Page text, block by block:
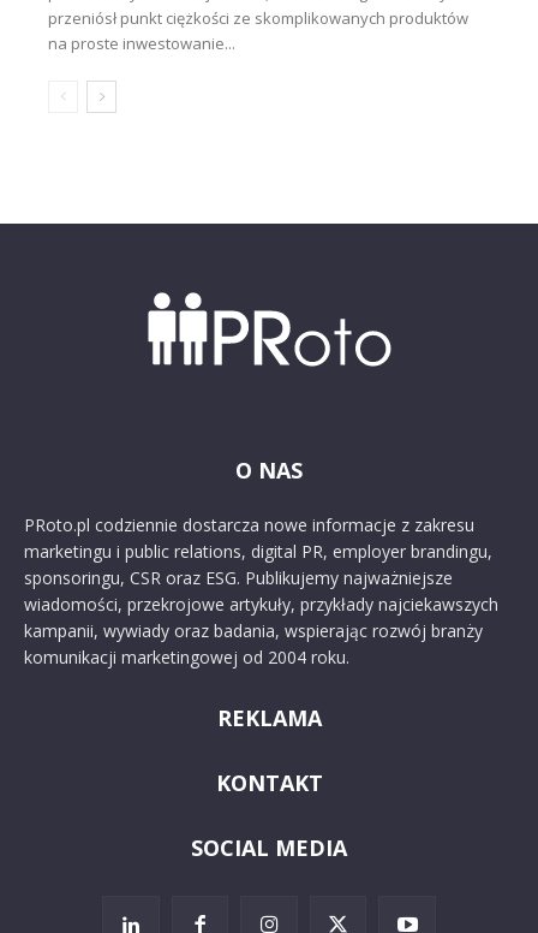
przeniósł punkt ciężkości ze skomplikowanych produktów
na proste inwestowanie...
O NAS
PRoto.pl codziennie dostarcza nowe informacje z zakresu
marketingu i public relations, digital PR, employer brandingu,
sponsoringu, CSR oraz ESG. Publikujemy najważniejsze
wiadomości, przekrojowe artykuły, przykłady najciekawszych
kampanii, wywiady oraz badania, wspierając rozwój branży
komunikacji marketingowej od 2004 roku.
REKLAMA
KONTAKT
SOCIAL MEDIA